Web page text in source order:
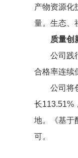
产物资源化
量。生态、
质量创
公司践
合格率连续
公司将
长113.51%
地。《基于
可。